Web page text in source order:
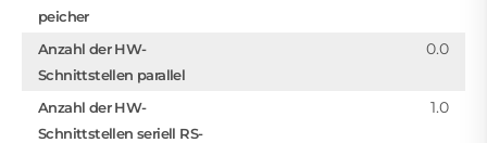
peicher
Anzahl der HW-
Schnittstellen parallel
0.0
Anzahl der HW-
Schnittstellen seriell RS-
1.0